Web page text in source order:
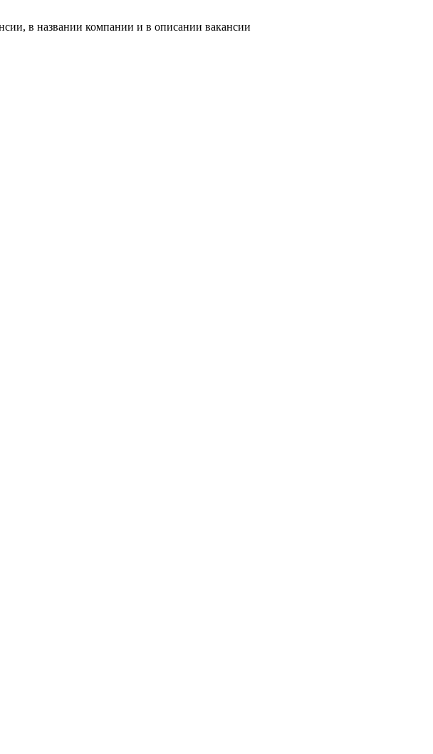
в названии компании и в описании вакансии